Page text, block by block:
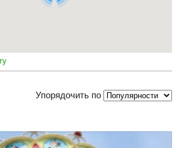
Упорядочить по